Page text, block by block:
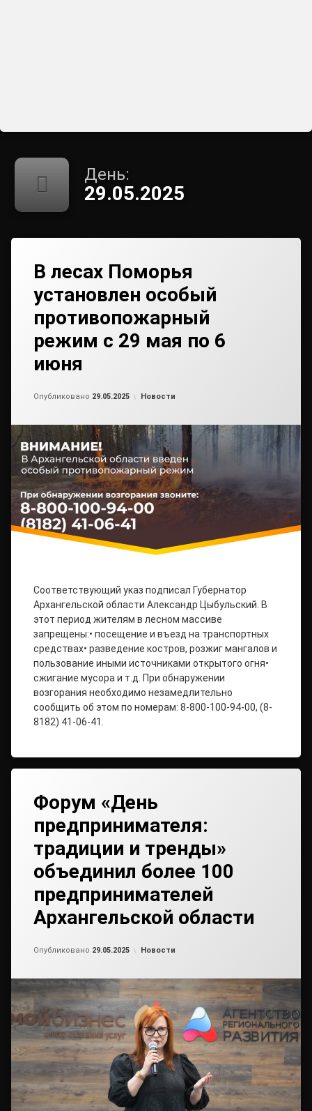
День:
29.05.2025
В лесах Поморья
установлен особый
противопожарный
режим с 29 мая по 6
июня
Опубликовано 29.05.2025 Рубрики:
Новости
Соответствующий указ подписал Губернатор
Архангельской области Александр Цыбульский. В
этот период жителям в лесном массиве
запрещены:• посещение и въезд на транспортных
средствах• разведение костров, розжиг мангалов и
пользование иными источниками открытого огня•
сжигание мусора и т.д. При обнаружении
возгорания необходимо незамедлительно
сообщить об этом по номерам: 8-800-100-94-00, (8-
8182) 41-06-41.
Форум «День
предпринимателя:
традиции и тренды»
объединил более 100
предпринимателей
Архангельской области
Опубликовано 29.05.2025 Рубрики:
Новости